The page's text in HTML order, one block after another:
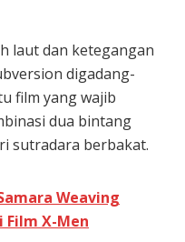
laut dan ketegangan
digadang-
film yang wajib
dua bintang
sutradara berbakat.
Weaving
Film X-Men